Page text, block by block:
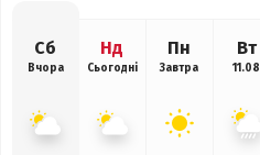
Сб
Вчора
Нд
Сьогодні
Пн
Завтра
Вт
11.08